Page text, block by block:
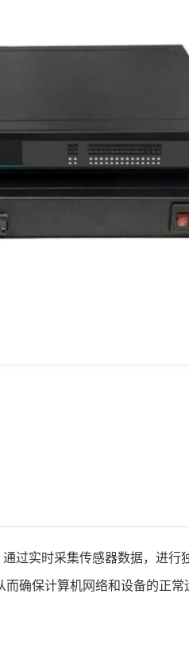
过实时采集传感器数据，进
确保计算机网络和设备的正常